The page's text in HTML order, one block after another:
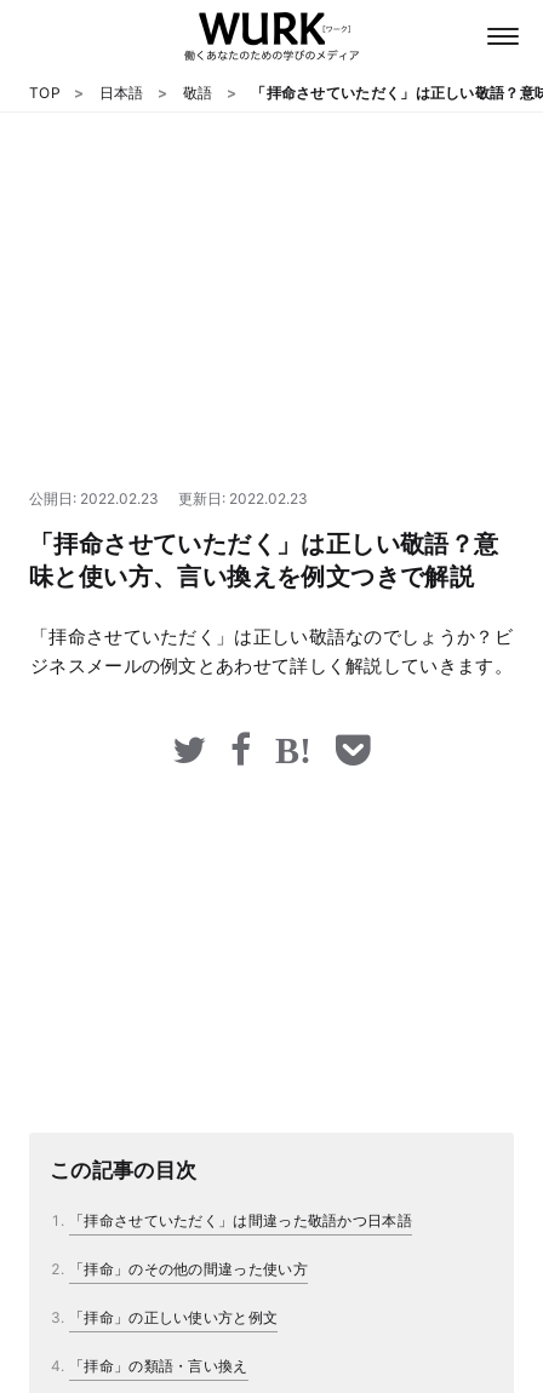
マネー
TOP 日本語 敬語 「拝命させていただく」は正しい敬語？
公開日: 2022.02.23 更新日: 2022.02.23
「拝命させていただく」は正しい敬語？意
味と使い方、言い換えを例文つきで解説
「拝命させていただく」は正しい敬語なのでしょうか？ビ
ジネスメールの例文とあわせて詳しく解説していきます。
この記事の目次
「拝命させていただく」は間違った敬語かつ日本語
「拝命」のその他の間違った使い方
「拝命」の正しい使い方と例文
「拝命」の類語・言い換え